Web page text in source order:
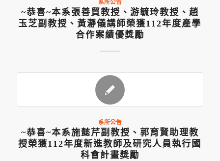
~恭喜~本系張善貿教授、游毓玲教授、趙
玉芝副教授、黃瀞儀講師榮獲112年度產學
合作案績優獎勵
系所公告
~恭喜~本系施懿芹副教授、郭育賢助理教
授榮獲112年度新進教師及研究人員執行國
科會計畫獎勵